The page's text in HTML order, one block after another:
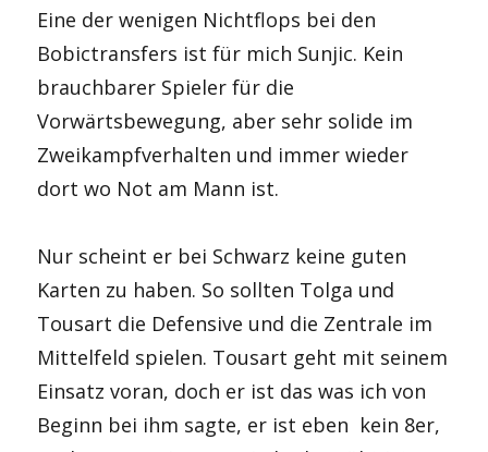
Eine der wenigen Nichtflops bei den
Bobictransfers ist für mich Sunjic. Kein
brauchbarer Spieler für die
Vorwärtsbewegung, aber sehr solide im
Zweikampfverhalten und immer wieder
dort wo Not am Mann ist.
Nur scheint er bei Schwarz keine guten
Karten zu haben. So sollten Tolga und
Tousart die Defensive und die Zentrale im
Mittelfeld spielen. Tousart geht mit seinem
Einsatz voran, doch er ist das was ich von
Beginn bei ihm sagte, er ist eben kein 8er,